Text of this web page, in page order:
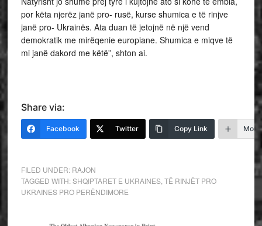
por këta njerëz janë pro- rusë, kurse shumica e të rinjve
janë pro- Ukrainës. Ata duan të jetojnë në një vend
demokratik me mirëqenie europiane. Shumica e miqve të
mi janë dakord me këtë”, shton ai.
Share via:
Facebook Twitter Copy Link More
FILED UNDER: RAJON
TAGGED WITH:SHQIPTARET E UKRAINES, TË RINJËT PRO
UKRAINES PRO PERËNDIMORE